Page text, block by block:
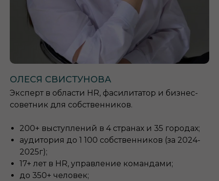
ОЛЕСЯ СВИСТУНОВА
Эксперт в области HR, фасилитатор и бизнес-
советник для собственников.
200+ выступлений в 4 странах и 35 городах;
аудитория до 1 100 собственников (за 2024-
2025г);
17+ лет в HR, управление командами;
до 350+ человек;